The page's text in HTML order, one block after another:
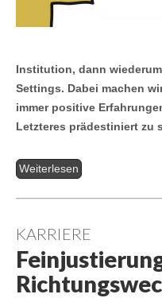
Institution, dann
Settings. Dabei machen
immer positive
Letzteres prädestiniert zu
Weiterlesen
KARRIERE